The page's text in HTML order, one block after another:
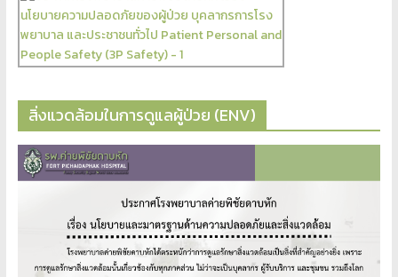
สิ่งแวดล้อมในการดูแลผู้ป่วย (ENV)